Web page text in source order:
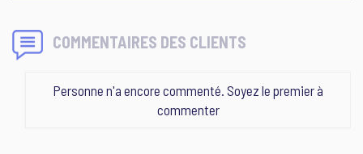
COMMENTAIRES DES CLIENTS
Personne n'a encore commenté. Soyez le premier à
commenter